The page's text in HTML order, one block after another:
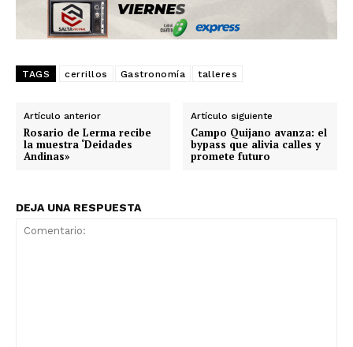
TAGS cerrillos Gastronomía talleres
Artículo anterior
Rosario de Lerma recibe
la muestra ‘Deidades
Andinas»
Artículo siguiente
Campo Quijano avanza: el
bypass que alivia calles y
promete futuro
DEJA UNA RESPUESTA